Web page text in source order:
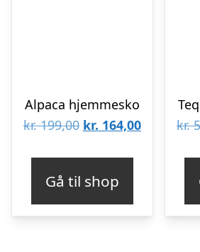
Alpaca hjemmesko
kr.199,00 Den
var:
kr. 199,00.
kr. 164,00Den
kr. 164,00.
Gå til shop
kr.